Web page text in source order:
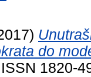
do
1820-